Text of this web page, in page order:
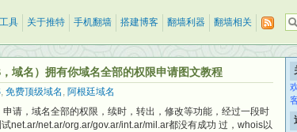
具 关于推特 手机翻墙 搭建博客 翻墙利器 翻墙相关
域名）拥有你域名全部的权限申请图文教程
, 免费顶级域名 , 阿根廷域名
请，域名全部的权限，续时，转出，修改等功能，经过一段时
net.ar/net.ar/org.ar/gov.ar/int.ar/mil.ar都没有成功 过，whois以